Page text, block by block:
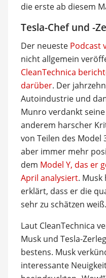
die erste ab diesem
Tesla-Chef und -
Der neueste Podcast
nicht allgemein
CleanTechnica
darüber. Der
Autoindustrie und
Munro verdankt
anderem harscher
von Teilen des Model
aber immer mehr
dem Model Y, das er
April analysiert. Musk
erklärt, dass er die
sehr zu schätzen weiß.
Laut CleanTechnica
Musk und Tesla-
bestens. Musk
interessante